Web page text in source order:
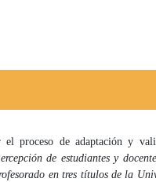
proceso de adaptación y
de estudiantes y
en tres títulos de la